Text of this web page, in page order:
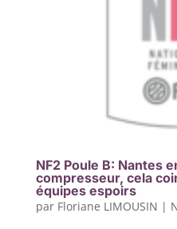
NF2 Poule B: Nantes
compresseur, cela
équipes espoirs
par Floriane LIMOUSIN |